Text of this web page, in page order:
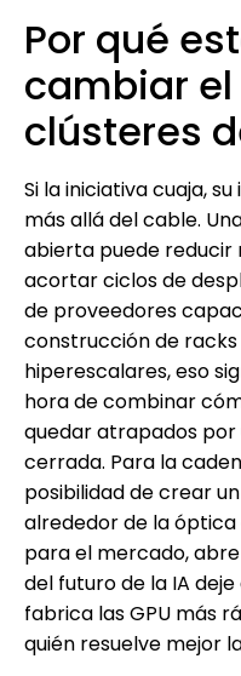
Por qué
cambiar
clústeres
Si la iniciativa cuaja,
más allá del cable.
abierta puede reducir
acortar ciclos de
de proveedores
construcción de racks
hiperescalares, eso
hora de combinar
quedar atrapados
cerrada. Para la
posibilidad de crear
alrededor de la
para el mercado,
del futuro de la IA
fabrica las GPU más
quién resuelve mejor